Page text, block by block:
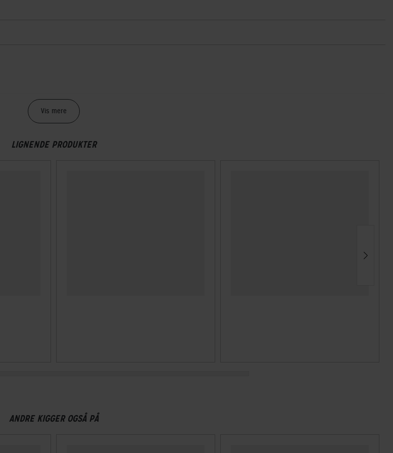
Vis mere
LIGNENDE PRODUKTER
ANDRE KIGGER OGSÅ PÅ